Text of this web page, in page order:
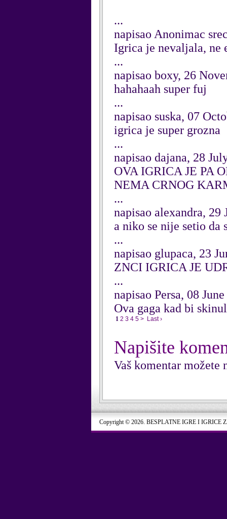
...
napisao Anonimac
Igrica je nevaljala, ne
...
napisao boxy, 26
hahahaah super fuj
...
napisao suska, 07
igrica je super grozna
...
napisao dajana, 28
OVA IGRICA JE PA
NEMA CRNOG
...
napisao alexandra, 29
a niko se nije setio da
...
napisao glupaca, 23
ZNCI IGRICA JE
...
napisao Persa, 08
Ova gaga kad bi
1 2 3 4 5 > Last ›
Napišite
Vaš komentar možete
Copyright © 2026. BESPLATNE IGRE I IGRICE